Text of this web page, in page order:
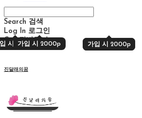
Search 검색
Log In
시 2000p
로그인
가입 시 2000p 가입 시 2000p
가입 시 2000p
Cart장바구니
진달래의꿈